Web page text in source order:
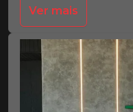
Ver mais